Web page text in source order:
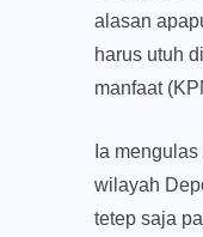
alasan
harus utuh
manfaat
Ia
wilayah
tetep saja